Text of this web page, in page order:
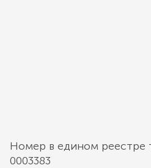
Номер в едином реестре
0003383